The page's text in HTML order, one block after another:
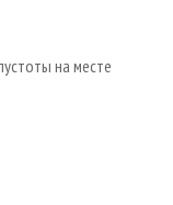
на месте